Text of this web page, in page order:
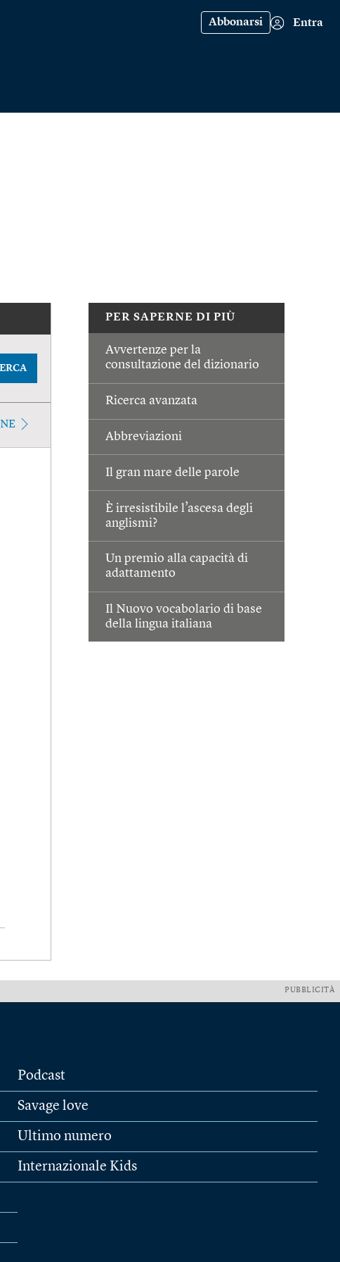
Abbonarsi Entra
PER SAPERNE DI PIÙ
Avvertenze per la
consultazione del dizionario
Ricerca avanzata
Abbreviazioni
Il gran mare delle parole
È irresistibile l’ascesa degli
anglismi?
Un premio alla capacità di
adattamento
Il Nuovo vocabolario di base
della lingua italiana
PUBBLICITÀ
Podcast
Savage love
Ultimo numero
Internazionale Kids